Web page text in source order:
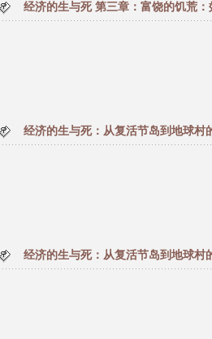
经济的生与死 第三章：富饶的饥荒
经济的生与死：从复活节岛到地球村
经济的生与死：从复活节岛到地球村